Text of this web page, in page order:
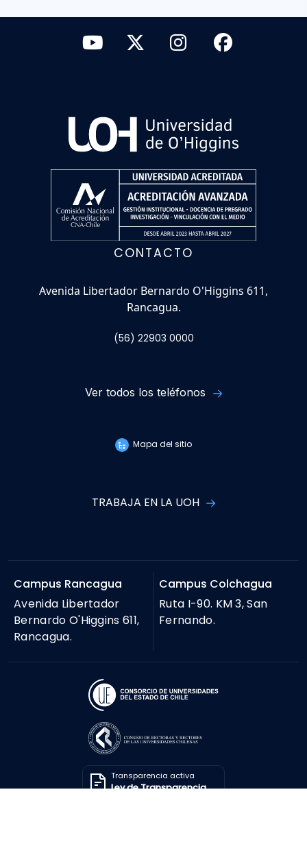
CONTACTO
Avenida Libertador Bernardo O'Higgins 611,
Rancagua.
(56) 22903 0000
Ver todos los teléfonos
Mapa del sitio
TRABAJA EN LA UOH
Campus Rancagua
Avenida Libertador
Bernardo O'Higgins 611,
Rancagua.
Campus Colchagua
Ruta I-90. KM 3, San
Fernando.
Transparencia activa
Ley de Transparencia